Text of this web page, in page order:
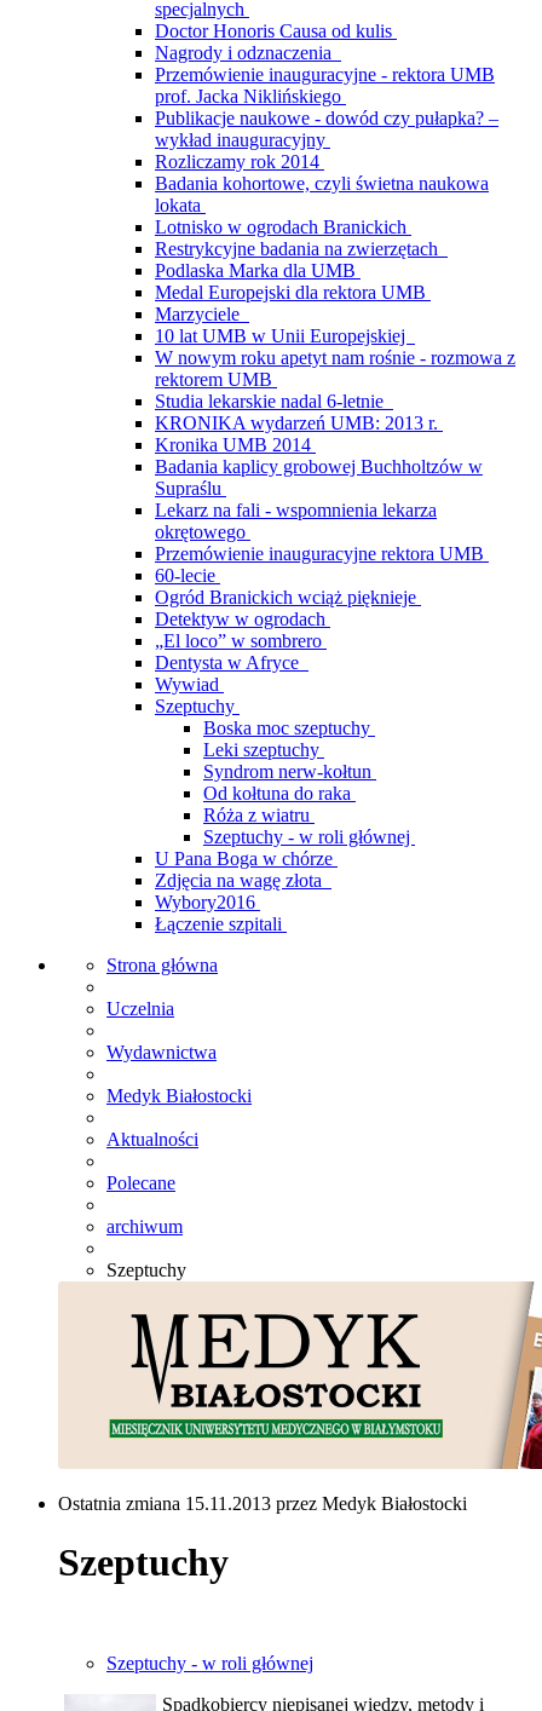
specjalnych
Doctor Honoris Causa od kulis
Nagrody i odznaczenia
Przemówienie inauguracyjne - rektora UMB
prof. Jacka Niklińskiego
Publikacje naukowe - dowód czy pułapka? –
wykład inauguracyjny
Rozliczamy rok 2014
Badania kohortowe, czyli świetna naukowa
lokata
Lotnisko w ogrodach Branickich
Restrykcyjne badania na zwierzętach
Podlaska Marka dla UMB
Medal Europejski dla rektora UMB
Marzyciele
10 lat UMB w Unii Europejskiej
W nowym roku apetyt nam rośnie - rozmowa z
rektorem UMB
Studia lekarskie nadal 6-letnie
KRONIKA wydarzeń UMB: 2013 r.
Kronika UMB 2014
Badania kaplicy grobowej Buchholtzów w
Supraślu
Lekarz na fali - wspomnienia lekarza
okrętowego
Przemówienie inauguracyjne rektora UMB
60-lecie
Ogród Branickich wciąż pięknieje
Detektyw w ogrodach
„El loco” w sombrero
Dentysta w Afryce
Wywiad
Szeptuchy
Boska moc szeptuchy
Leki szeptuchy
Syndrom nerw-kołtun
Od kołtuna do raka
Róża z wiatru
Szeptuchy - w roli głównej
U Pana Boga w chórze
Zdjęcia na wagę złota
Wybory2016
Łączenie szpitali
Strona główna
Uczelnia
Wydawnictwa
Medyk Białostocki
Aktualności
Polecane
archiwum
Szeptuchy
Ostatnia zmiana 15.11.2013 przez Medyk Białostocki
Szeptuchy
Szeptuchy - w roli głównej
Spadkobiercy niepisanej wiedzy, metody i